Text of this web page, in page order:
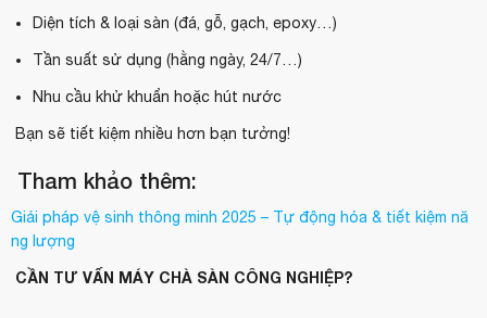
Diện tích & loại sàn (đá, gỗ, gạch, epoxy…)
Tần suất sử dụng (hằng ngày, 24/7…)
Nhu cầu khử khuẩn hoặc hút nước
Bạn sẽ tiết kiệm nhiều hơn bạn tưởng!
Tham khảo thêm:
Giải pháp vệ sinh thông minh 2025 – Tự động hóa & tiết kiệm nă
ng lượng
CẦN TƯ VẤN MÁY CHÀ SÀN CÔNG NGHIỆP?